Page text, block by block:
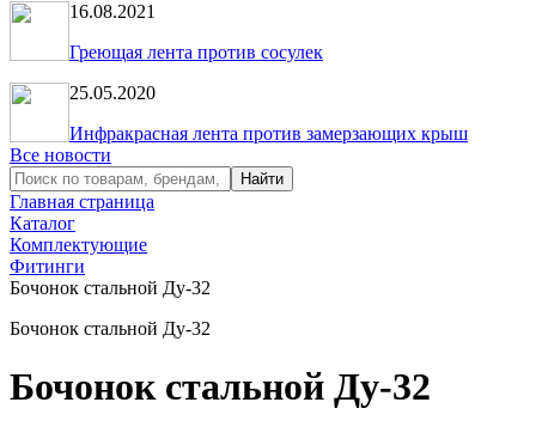
16.08.2021
Греющая лента против сосулек
25.05.2020
Инфракрасная лента против замерзающих крыш
Все новости
Главная страница
Каталог
Комплектующие
Фитинги
Бочонок стальной Ду-32
Бочонок стальной Ду-32
Бочонок стальной Ду-32